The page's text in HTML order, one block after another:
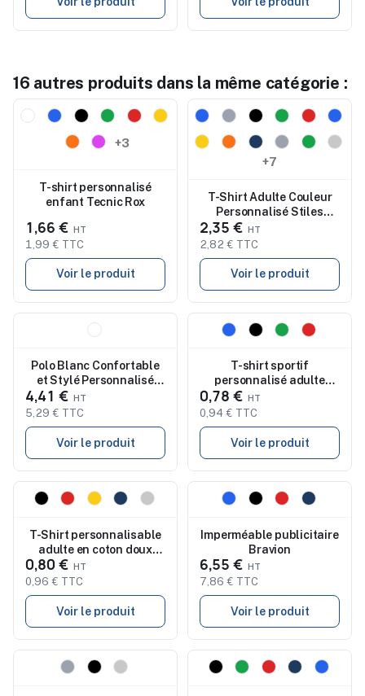
16 autres produits dans la même catégorie :
Nouveau
+3
T-shirt personnalisé
enfant Tecnic Rox
1,66 €
1,99 € TTC
Voir le produit
Nouveau
+7
T-Shirt Adulte Couleur
Personnalisé Stiles
Baskets Publicitaires s
Dakota
2,35 €
2,82 € TTC
Voir le produit
Polo Blanc Confortable
et Stylé Personnalisé
Femme - Koupan
4,41 €
5,29 € TTC
Voir le produit
Nouveau
T-shirt sportif
personnalisé adulte
Tecnic Layom
0,78 €
0,94 € TTC
Voir le produit
Nouveau
T-Shirt personnalisable
adulte en coton doux
couleur MC130 keya
0,80 €
0,96 € TTC
Voir le produit
Nouveau
Imperméable publicitaire
Bravion
6,55 €
7,86 € TTC
Voir le produit
Nouveau Nouveau